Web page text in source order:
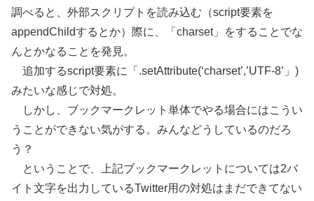
調べると、外部スクリプトを読み込む（script要素を
appendChildするとか）際に、「charset」をすることでな
んとかなることを発見。
追加するscript要素に「.setAttribute(‘charset’,’UTF-8’」)
みたいな感じで対処。
しかし、ブックマークレット単体でやる場合にはこうい
うことができない気がする。みんなどうしているのだろ
う？
ということで、上記ブックマークレットについては2バ
イト文字を出力しているTwitter用の対処はまだできてない